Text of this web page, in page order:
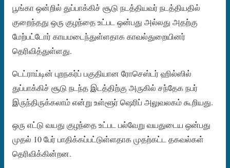
பூங்கா ஒன்றில் துப்பாக்கிச் சூடு நடத்தியவர் நடத்தியதில்
குறைந்தது ஒரு குழந்தை உட்பட ஒன்பது அல்லது அதற்கு
மேற்பட்டோர் காயமடைந்துள்ளதாக காவல்துறையினர்
தெரிவித்துள்ளது.
டெட்ராய்டின் புறநகர்ப் பகுதியான ரோசெஸ்டர் ஹில்ஸில்
துப்பாக்கிச் சூடு நடந்த இடத்திற்கு அருகில் சந்தேக நபர்
இருந்திருக்கலாம் என்று உள்ளூர் ஷெரிப் அலுவலகம் கூறியது.
ஒரு எட்டு வயது குழந்தை உட்பட பல்வேறு வயதுடைய ஒன்பது
முதல் 10 பேர் பாதிக்கப்பட்டுள்ளதாக முதற்கட்ட தகவல்கள்
தெரிவிக்கின்றன.